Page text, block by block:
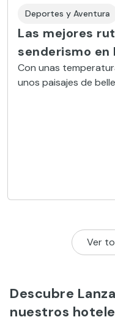
Deportes y Aventura
Las mejores
senderismo en
Con unas
unos paisajes de
Ver
Descubre
nuestros